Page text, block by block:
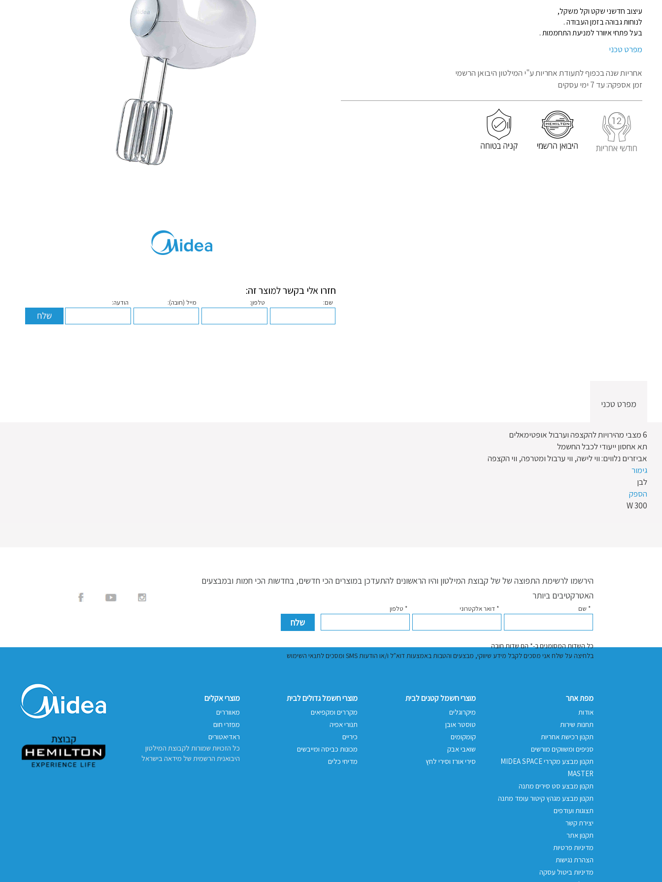
עיצוב חדשני שקט וקל משקל,
לנוחות גבוהה בזמן העבודה .
בעל פתחי איוורר למניעת התחממות .
מפרט טכני
אחריות שנה בכפוף לתעודת אחריותע"י המילטון היבואן הרשמי
זמן אספקה: עד 7 ימי עסקים
חזרו אלי בקשר למוצר זה:
שם: טלפון: מייל (חובה): הודעה:
מפרט טכני
6 מצבי מהירויות להקצפה וערבול אופטימאלים
תא אחסון ייעודי לכבל החשמל
אביזרים נלווים: ווי לישה, ווי ערבול ומטרפה, ווי הקצפה
גימור
לבן
הספק
300 W
הירשמו לרשימת התפוצה של של קבוצת המילטון והיו הראשונים להתעדכן במוצרים הכי חדשים, בחדשות הכי חמות ובמבצעים
האטרקטיבים ביותר
* שם * דואר אלקטרוני * טלפון
כל השדות המסומנים ב-* הם שדות חובה
בלחיצה על שלח אני מסכים לקבל מידע שיווקי, מבצעים והטבות באמצעות דוא"ל ו/או הודעות SMS ומסכים לתנאי השימוש
מפת אתר
אודות
תחנות שירות
תקנון רכישת אחריות
סניפים ומשווקים מורשים
תקנון מבצע מקררי MIDEA SPACE
MASTER
תקנון מבצע סט סירים מתנה
תקנון מבצע מגהץ קיטור עומד מתנה
תצוגות ועודפים
יצירת קשר
תקנון אתר
מדיניות פרטיות
הצהרת נגישות
מדיניות ביטול עסקה
מוצרי חשמל קטנים לבית
מיקרוגלים
טוסטר אובן
קומקומים
שואבי אבק
סירי אורז וסירי לחץ
מוצרי חשמל גדולים לבית
מקררים ומקפיאים
תנורי אפיה
כיריים
מכונות כביסה ומייבשים
מדיחי כלים
מוצרי אקלים
מאווררים
מפזרי חום
ראדיאטורים
כל הזכויות שמורות לקבוצת המילטון
היבואנית הרשמית של מידאה בישראל